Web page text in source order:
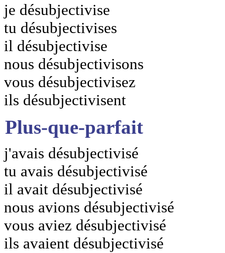
je désubjectivise
tu désubjectivises
il désubjectivise
nous désubjectivisons
vous désubjectivisez
ils désubjectivisent
Plus-que-parfait
j'avais désubjectivisé
tu avais désubjectivisé
il avait désubjectivisé
nous avions désubjectivisé
vous aviez désubjectivisé
ils avaient désubjectivisé